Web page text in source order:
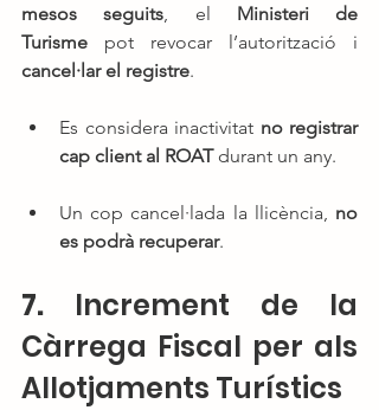
mesos seguits, el Ministeri de
Turisme
cancel·lar el registre.
Es considera inactivitat no registrar
cap client al ROAT durant un any.
Un cop cancel·lada la llicència, no
es podrà recuperar.
7. Increment de la
Càrrega Fiscal per als
Allotjaments Turístics